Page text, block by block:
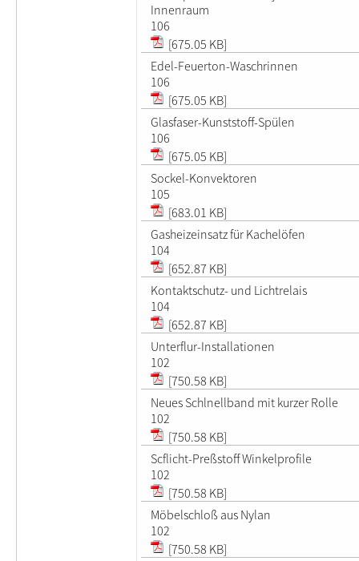
Innenraum
106
[675.05 KB]
Edel-Feuerton-Waschrinnen
106
[675.05 KB]
Glasfaser-Kunststoff-Spülen
106
[675.05 KB]
Sockel-Konvektoren
105
[683.01 KB]
Gasheizeinsatz für Kachelöfen
104
[652.87 KB]
Kontaktschutz- und Lichtrelais
104
[652.87 KB]
Unterflur-Installationen
102
[750.58 KB]
Neues Schlnellband mit kurzer Rolle
102
[750.58 KB]
Scflicht-Preßstoff Winkelprofile
102
[750.58 KB]
Möbelschloß aus Nylan
102
[750.58 KB]